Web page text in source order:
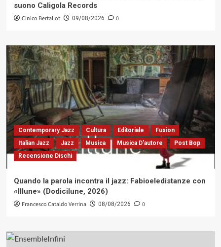
suono Caligola Records
Cinico Bertallot 09/08/2026 0
Contemporary Jazz Cultura Editoriale
Fusion
Italian Jazz
Jazz Musica Musica D'autore
Post Bop
Recensione Dischi
Quando la parola incontra il jazz: Fabioeledistanze con
«Illune» (Dodicilune, 2026)
Francesco Cataldo Verrina 08/08/2026 0